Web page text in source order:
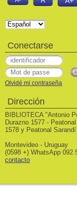
Conectarse
Olvidé mi contraseña
Dirección
BIBLIOTECA "Antonio
Durazno 1577 -
1578 y Peatonal
Montevideo - Uruguay
(0598 +) WhatsApp 092
contacto